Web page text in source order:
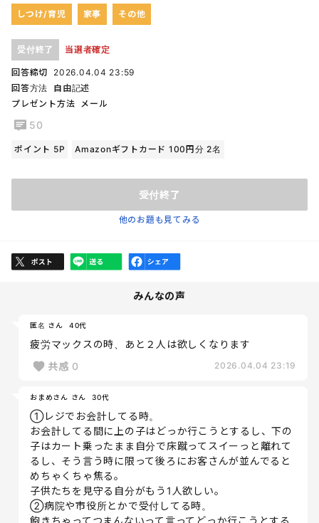
しつけ/育児 家事 その他
受付終了 当選者確定
回答締切
2026.04.04 23:59
回答方法
自由記述
プレゼント方法
メール
50
ポイント 5P Amazonギフトカード 100円分 2名
受付終了
他のお題も見てみる
みんなの声
匿名 さん 40代
疲労マックスの時、あと２人は欲しくなります
共感 0 2026.04.04 23:19
おまめさん さん 30代
①レジでお会計してる時。
お会計してる間に上の子はどっか行こうとするし、下の
子はカート乗ったまま自分で床蹴ってスイーっと離れて
るし、そう言う時に限って後ろにお客さんが並んでると
めちゃくちゃ焦る。
子供たちを見守る自分がもう1人欲しい。
②病院や市役所とかで受付してる時。
飽きちゃってつまんないって言ってどっか行こうとする